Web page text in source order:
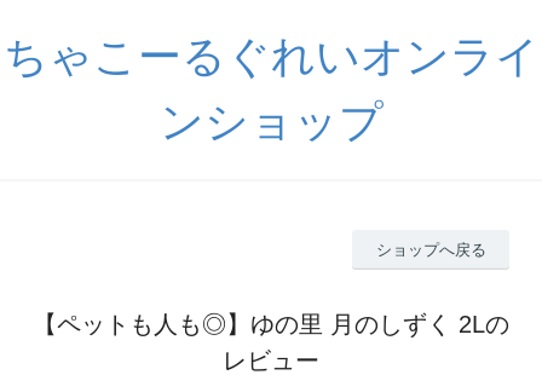
ちゃこーるぐれいオンライ
ンショップ
ショップへ戻る
【ペットも人も◎】ゆの里 月のしずく 2Lの
レビュー